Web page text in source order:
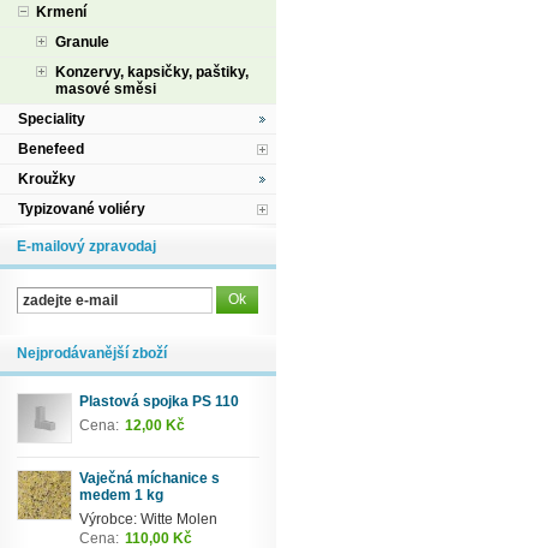
Krmení
Granule
Konzervy, kapsičky, paštiky,
masové směsi
Speciality
Benefeed
Kroužky
Typizované voliéry
E-mailový zpravodaj
Nejprodávanější zboží
Plastová spojka PS 110
Cena: 12,00 Kč
Vaječná míchanice s
medem 1 kg
Výrobce: Witte Molen
Cena: 110,00 Kč